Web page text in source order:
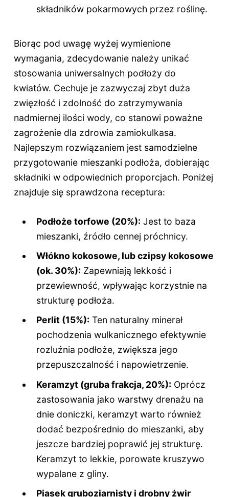
składników pokarmowych przez roślinę.
Biorąc pod uwagę wyżej wymienione
wymagania, zdecydowanie należy unikać
stosowania uniwersalnych podłoży do
kwiatów. Cechuje je zazwyczaj zbyt duża
zwięzłość i zdolność do zatrzymywania
nadmiernej ilości wody, co stanowi poważne
zagrożenie dla zdrowia zamiokulkasa.
Najlepszym rozwiązaniem jest samodzielne
przygotowanie mieszanki podłoża, dobierając
składniki w odpowiednich proporcjach. Poniżej
znajduje się sprawdzona receptura:
Podłoże torfowe (20%): Jest to baza
mieszanki, źródło cennej próchnicy.
Włókno kokosowe, lub czipsy kokosowe
(ok. 30%): Zapewniają lekkość i
przewiewność, wpływając korzystnie na
strukturę podłoża.
Perlit (15%): Ten naturalny minerał
pochodzenia wulkanicznego efektywnie
rozluźnia podłoże, zwiększa jego
przepuszczalność i napowietrzenie.
Keramzyt (gruba frakcja, 20%): Oprócz
zastosowania jako warstwy drenażu na
dnie doniczki, keramzyt warto również
dodać bezpośrednio do mieszanki, aby
jeszcze bardziej poprawić jej strukturę.
Keramzyt to lekkie, porowate kruszywo
wypalane z gliny.
Piasek gruboziarnisty i drobny żwir